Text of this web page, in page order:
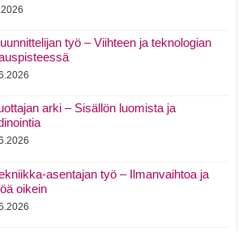
työ – Viihteen ja teknologian
arki – Sisällön luomista ja
asentajan työ – Ilmanvaihtoa ja
oikein